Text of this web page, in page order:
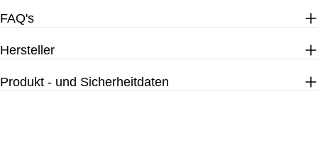
FAQ's
Hersteller
Produkt - und Sicherheitdaten